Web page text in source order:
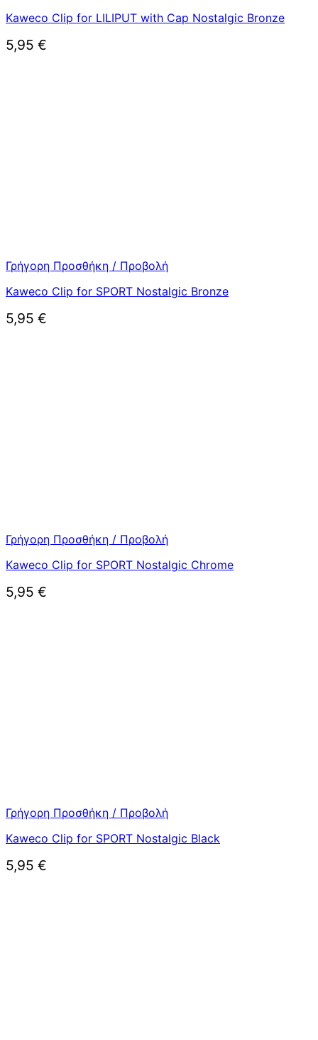
Kaweco Clip for LILIPUT with Cap Nostalgic Bronze
5,95 €
Γρήγορη Προσθήκη / Προβολή
Kaweco Clip for SPORT Nostalgic Bronze
5,95 €
Γρήγορη Προσθήκη / Προβολή
Kaweco Clip for SPORT Nostalgic Chrome
5,95 €
Γρήγορη Προσθήκη / Προβολή
Kaweco Clip for SPORT Nostalgic Black
5,95 €